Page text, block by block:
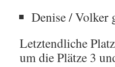
Denise / Volker
Letztendliche
um die Plätze 3